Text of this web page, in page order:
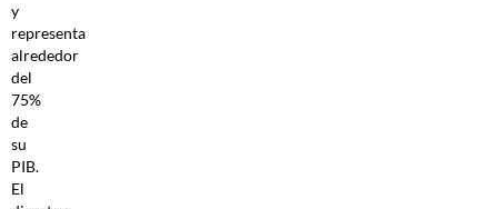
y
representa
alrededor
del
75%
de
su
PIB.
El